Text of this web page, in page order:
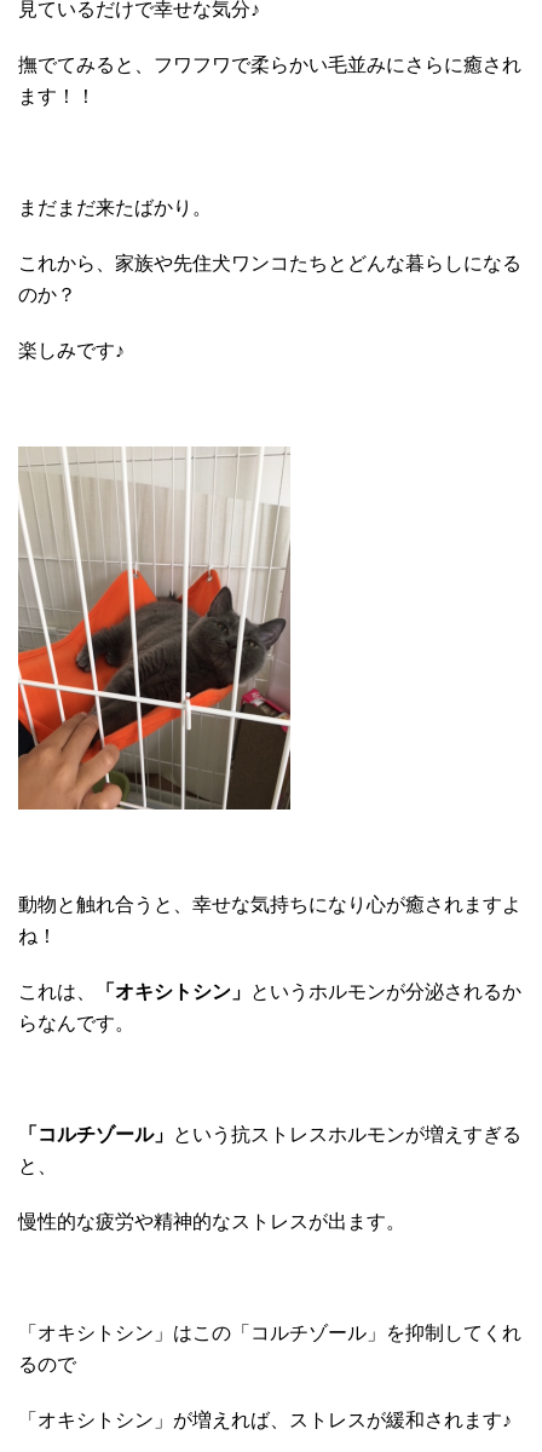
見ているだけで幸せな気分♪
撫でてみると、フワフワで柔らかい毛並みにさらに癒され
ます！！
まだまだ来たばかり。
これから、家族や先住犬ワンコたちとどんな暮らしになる
のか？
楽しみです♪
動物と触れ合うと、幸せな気持ちになり心が癒されますよ
ね！
これは、 「オキシトシン」 というホルモンが分泌されるか
らなんです。
「コルチゾール」 という抗ストレスホルモンが増えすぎる
と、
慢性的な疲労や精神的なストレスが出ます。
「オキシトシン」はこの「コルチゾール」を抑制してくれ
るので
「オキシトシン」が増えれば、ストレスが緩和されます♪